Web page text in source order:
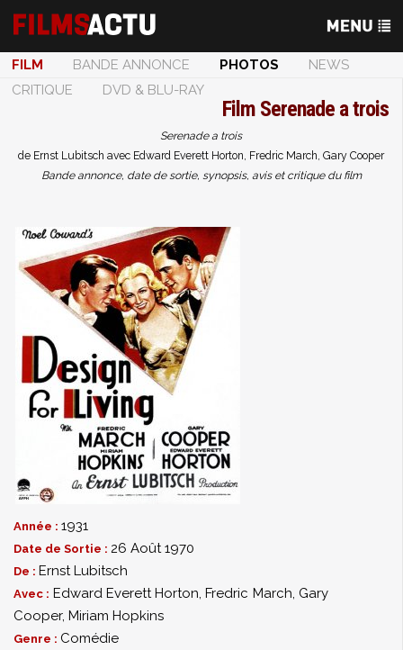
FILM BANDE ANNONCE PHOTOS
NEWS
CRITIQUE
DVD & BLU-RAY
Film Serenade a trois
Serenade a trois
de Ernst Lubitsch avec Edward Everett Horton, Fredric March, Gary Cooper
Bande annonce, date de sortie, synopsis, avis et critique du film
Année : 1931
Date de Sortie : 26 Août 1970
De : Ernst Lubitsch
Avec : Edward Everett Horton,Fredric March, Gary
Cooper, Miriam Hopkins
Genre : Comédie